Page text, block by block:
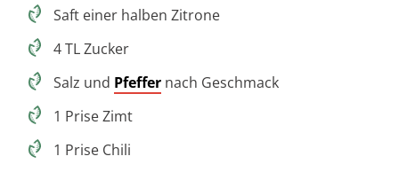
Saft einer halben Zitrone
4 TL Zucker
Salz und Pfeffer nach Geschmack
1 Prise Zimt
1 Prise Chili